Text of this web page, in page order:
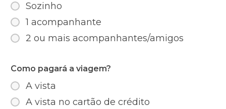
Sozinho
1 acompanhante
2 ou mais acompanhantes/amigos
Como pagará a viagem?
A vista
A vista no cartão de crédito